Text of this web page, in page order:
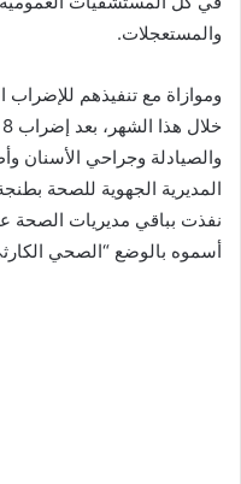
والمستعجلات.
وموازاة مع تنفيذهم للإضراب
والصيادلة وجراحي الأسنان
المديرية الجهوية للصحة
نفذت بباقي مديريات الصحة
أسموه بالوضع “الصحي